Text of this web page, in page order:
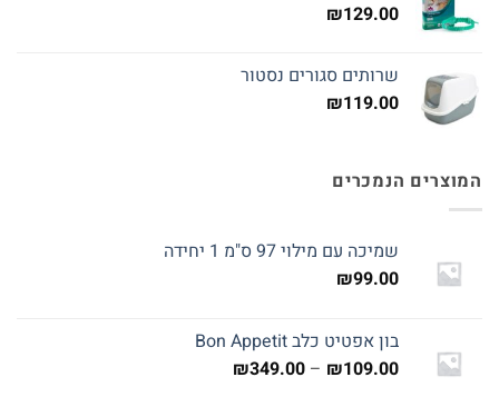
₪129.00
שרותים סגורים נסטור
₪119.00
המוצרים הנמכרים
שמיכה עם מילוי 97 ס"מ 1 יחידה
₪99.00
בון אפטיט כלב Bon Appetit
₪109.00
–
₪349.00